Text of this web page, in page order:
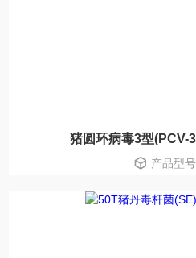
猪圆环病毒3型(PCV-
产品型